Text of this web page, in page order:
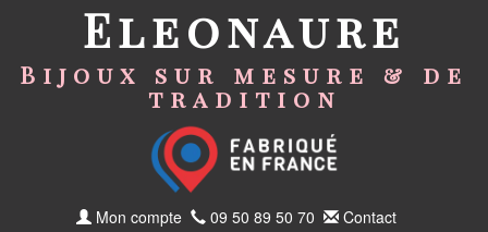
Eleonaure
Bijoux sur mesure & de
tradition
Mon compte 09 50 89 50 70 Contact